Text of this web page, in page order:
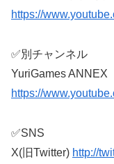
https://
✅別チャンネル
YuriGames ANNEX
https://
✅SNS
X(旧Twitter) http://